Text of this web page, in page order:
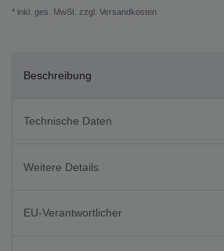
* inkl. ges. MwSt. zzgl. Versandkosten
Beschreibung
Technische Daten
Weitere Details
EU-Verantwortlicher